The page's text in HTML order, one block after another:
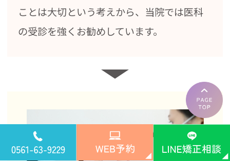
ことは大切という考えから、当院では医科
の受診を強くお勧めしています。